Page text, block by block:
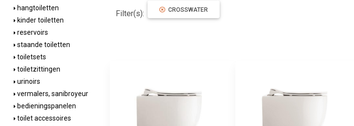
hangtoiletten
kinder toiletten
reservoirs
staande toiletten
toiletsets
toiletzittingen
urinoirs
vermalers, sanibroyeur
bedieningspanelen
toilet accessoires
Filter(s): CROSSWATER